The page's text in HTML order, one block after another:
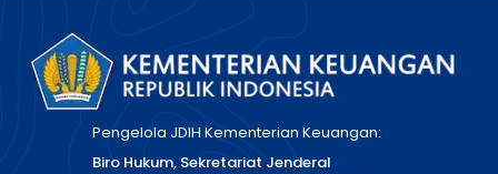
Pengelola JDIH Kementerian Keuangan:
Biro Hukum, Sekretariat Jenderal